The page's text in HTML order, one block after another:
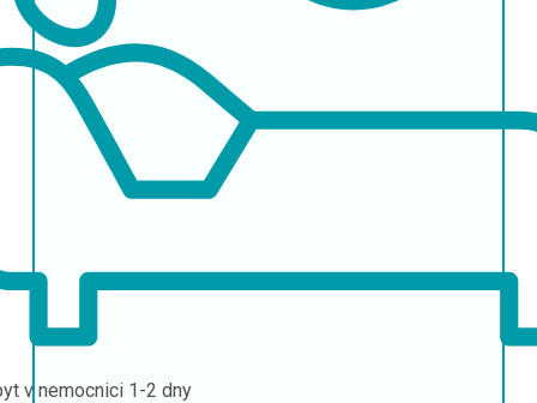
v nemocnici 1-2 dny